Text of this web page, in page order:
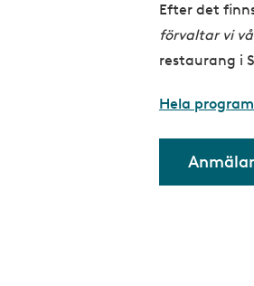
Efter det
förvaltar vi
restaurang i
Hela